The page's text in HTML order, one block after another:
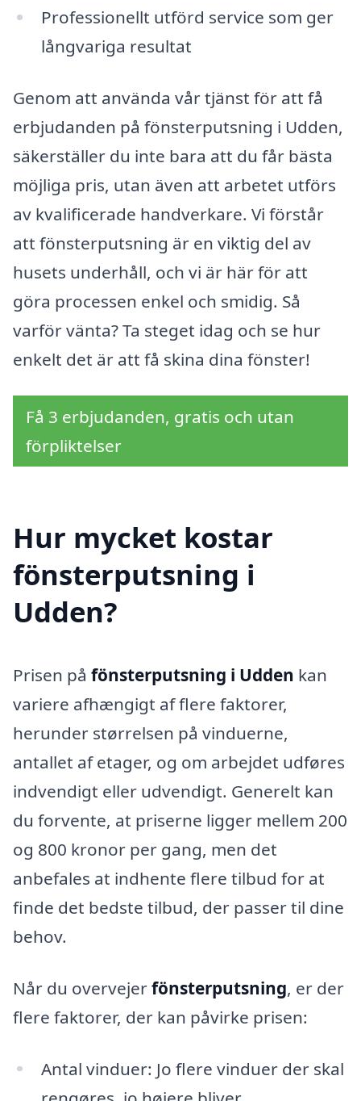
Professionellt utförd service som ger
långvariga resultat
Genom att använda vår tjänst för att få
erbjudanden på fönsterputsning i Udden,
säkerställer du inte bara att du får bästa
möjliga pris, utan även att arbetet utförs
av kvalificerade handverkare. Vi förstår
att fönsterputsning är en viktig del av
husets underhåll, och vi är här för att
göra processen enkel och smidig. Så
varför vänta? Ta steget idag och se hur
enkelt det är att få skina dina fönster!
Få 3 erbjudanden, gratis och utan
förpliktelser
Hur mycket kostar
fönsterputsning i
Udden?
Prisen på fönsterputsning i Udden kan
variere afhængigt af flere faktorer,
herunder størrelsen på vinduerne,
antallet af etager, og om arbejdet udføres
indvendigt eller udvendigt. Generelt kan
du forvente, at priserne ligger mellem 200
og 800 kronor per gang, men det
anbefales at indhente flere tilbud for at
finde det bedste tilbud, der passer til dine
behov.
Når du overvejerfönsterputsning, er der
flere faktorer, der kan påvirke prisen:
Antal vinduer: Jo flere vinduer der skal